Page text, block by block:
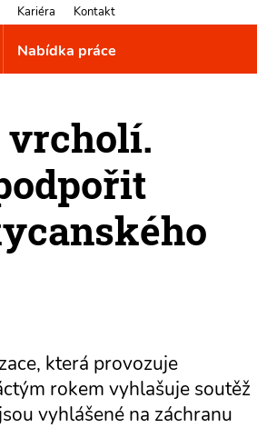
Kariéra Kontakt
Nabídka práce
vrcholí.
která provozuje
rokem vyhlašuje soutěž
vyhlášené na záchranu